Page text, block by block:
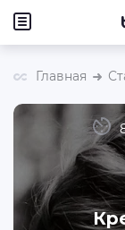
Главная